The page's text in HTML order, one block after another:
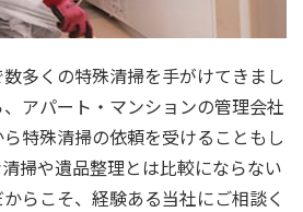
多くの特殊清掃を手がけてきまし
アパート・マンションの管理会社
特殊清掃の依頼を受けることもし
掃や遺品整理とは比較にならない
らこそ、経験ある当社にご相談く